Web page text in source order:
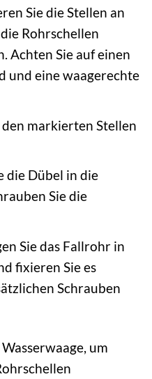
Sie die Stellen an
Rohrschellen
Achten Sie auf einen
und eine waagerechte
den markierten Stellen
die Dübel in die
Sie die
Sie das Fallrohr in
fixieren Sie es
Schrauben
um